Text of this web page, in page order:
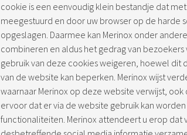
cookie is een eenvoudig klein bestandje dat
meegestuurd en door uw browser op de harde
opgeslagen. Daarmee kan Merinox onder
combineren en aldus het gedrag van
gebruik van deze cookies weigeren, hoewel dit
van de website kan beperken. Merinox wijst
waarnaar Merinox op deze website verwijst,
ervoor dat er via de website gebruik kan
functionaliteiten. Merinox attendeert u erop dat